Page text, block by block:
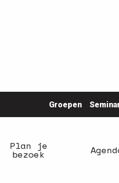
Groepen
Plan je
bezoek